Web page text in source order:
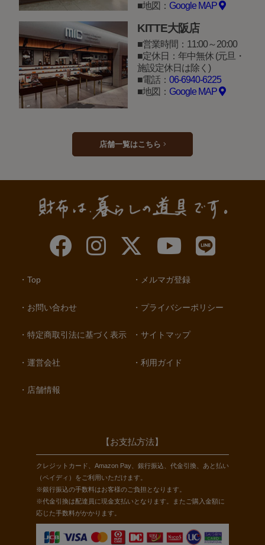
地図： Google MAP
KITTE大阪店
営業時間：11:00～20:00
定休日：年中無休 (元旦・
施設定休日は除く)
電話： 06-6940-6225
地図： Google MAP
店舗一覧はこちら
Top
お問い合わせ
特定商取引法に基づく表示
運営会社
店舗情報
メルマガ登録
プライバシーポリシー
サイトマップ
利用ガイド
【お支払方法】
クレジットカード、Amazon Pay、銀行振込、代金引換、あと払い
（ペイディ）をご利用いただけます。
※銀行振込の手数料はお客様のご負担となります。
※代金引換は配達員に現金支払いとなります。またご購入金額に
応じた手数料がかかります。